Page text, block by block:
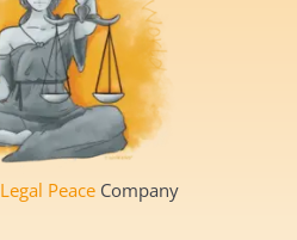
Legal Peace Company